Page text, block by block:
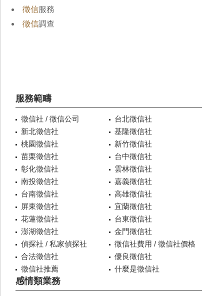
徵信服務
徵信調查
服務範疇
徵信社 / 徵信公司
台北徵信社
新北徵信社
基隆徵信社
桃園徵信社
新竹徵信社
苗栗徵信社
台中徵信社
彰化徵信社
雲林徵信社
南投徵信社
嘉義徵信社
台南徵信社
高雄徵信社
屏東徵信社
宜蘭徵信社
花蓮徵信社
台東徵信社
澎湖徵信社
金門徵信社
偵探社 / 私家偵探社
徵信社費用 / 徵信社價格
合法徵信社
優良徵信社
徵信社推薦
什麼是徵信社
感情類業務